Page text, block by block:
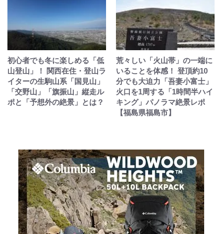
初心者でも冬に楽しめる「低
山登山」！ 関西在住・登山ラ
イターの生駒山系「国見山」
「交野山」「旗振山」縦走ル
ポと「予想外の絶景」とは？
荒々しい「火山帯」の一端に
いることを体感！ 登頂約10
分でも大迫力「吾妻小富士」
火口を1周する「1時間半ハイ
キング」パノラマ絶景レポ
【福島県福島市】